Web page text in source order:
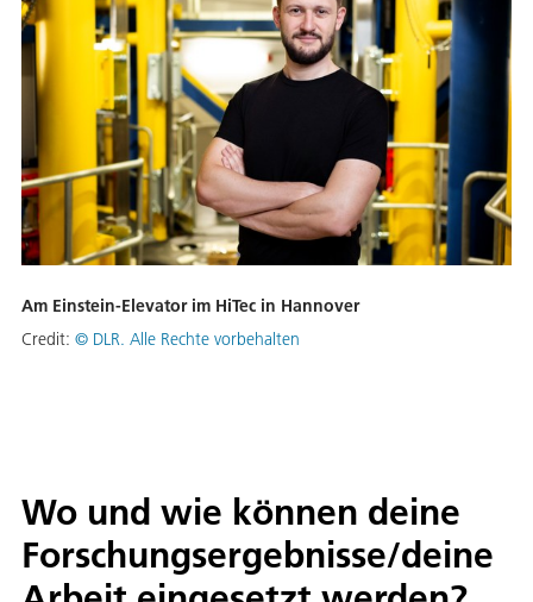
Am Einstein-Elevator im HiTec in Hannover
Credit: © DLR. Alle Rechte vorbehalten
Wo und wie können deine
Forschungsergebnisse/deine